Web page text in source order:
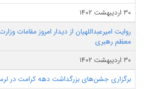
۳۰ اردیبهشت ۱۴۰۲
روایت امیرعبداللهیان از دیدار امروز مقامات
معظم رهبری
۳۰ اردیبهشت ۱۴۰۲
برگزاری جشن‌های بزرگداشت دهه کرامت در